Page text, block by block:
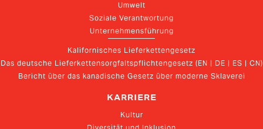
Umwelt
Soziale Verantwortung
Unternehmensführung
Kalifornisches Lieferkettengesetz
Das deutsche Lieferkettensorgfaltspflichtengesetz (EN | DE | ES | CN)
Bericht über das kanadische Gesetz über moderne Sklaverei
KARRIERE
Kultur